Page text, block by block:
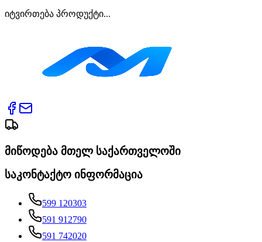
იტვირთება პროდუქტი...
მიწოდება მთელ საქართველოში
საკონტაქტო ინფორმაცია
599 120303
591 912790
591 742020